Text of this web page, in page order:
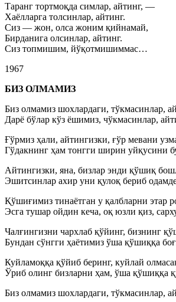
Таранг тортмоқда симлар, айтинг, —
Хаёлларга толсинлар, айтинг.
Сиз — жон, олса жоним қийнамай,
Бирданига олсинлар, айтинг.
Сиз топмишим, йўқотмишиммас…
1967
БИЗ ОЛМАМИЗ
Биз олмамиз шохлардаги, тўкмасинлар,
Дарё бўлар кўз ёшимиз, чўкмасинлар,
Ғўрмиз ҳали, айтингизки, ғўр мевани
Гўдакнинг ҳам тонгги ширин уйқусини
Айтингизки, яна, бизлар энди қўшиқ
Эшитсинлар ахир уни қулоқ бериб
Қўшиғимиз тинаётган у қалбларни этар
Эсга тушар ойдин кеча, оқ юзли қиз,
Чалғингизни чархлаб қўйинг, бизнинг
Бундан сўнгги ҳаётимиз ўша қўшиққа
Куйламоққа қўйиб беринг, куйлай
Ўриб олинг бизларни ҳам, ўша қўшиққа
Биз олмамиз шохлардаги, тўкмасинлар,